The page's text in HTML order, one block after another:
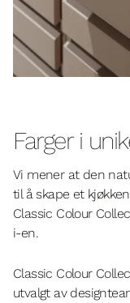
Farger i
Vi mener at den
til å skape et
Classic Colour
i-en.
Classic Colour
utvalgt av